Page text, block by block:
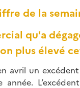
de la
qu'a
plus élevé
avril un